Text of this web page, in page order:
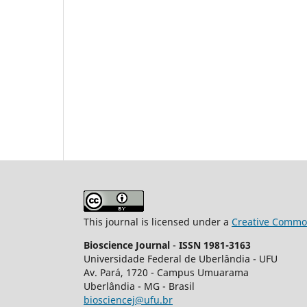
This journal is licensed under a Creative
Bioscience Journal - ISSN 1981-3163
Universidade Federal de Uberlândia - UFU
Av. Pará, 1720 - Campus Umuarama
Uberlândia - MG - Brasil
biosciencej@ufu.br